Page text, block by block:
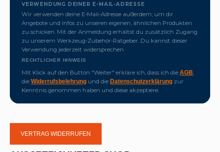
VERWENDUNG DEINER E-MAIL-ADRESSE
Wir verwenden deine E-Mail-Adresse außerdem, um dir
Angebote und Infos zu unseren eigenen, ähnlichen Produkten
zu schicken. Mit der Anmeldung erhältst du zusätzlich Zugang
zu unserem Werkzeug-Zubehör-Ratgeber. Du kannst dieser
Verwendung jederzeit widersprechen.
RECHTLICHER HINWEIS
Mit Klick auf den Button "Weiter" erkläre ich, dass ich die AGB
die Widerrufsbelehrung und die Datenschutzerklärung zur
Kenntnis genommen haben und diese akzeptiere.
VERTRAG WIDERRUFEN